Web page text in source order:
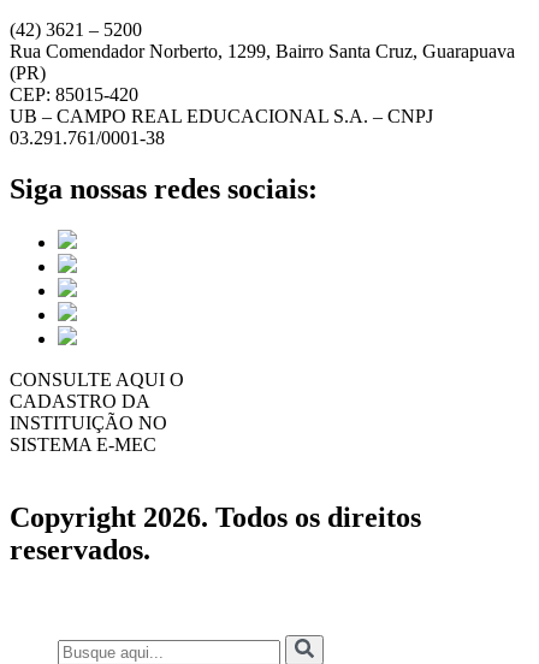
(42) 3621 – 5200
Rua Comendador Norberto, 1299, Bairro Santa Cruz, Guarapuava
(PR)
CEP: 85015-420
UB – CAMPO REAL EDUCACIONAL S.A. – CNPJ
03.291.761/0001-38
Siga nossas redes sociais:
CONSULTE AQUI O
CADASTRO DA
INSTITUIÇÃO NO
SISTEMA E-MEC
Copyright 2026. Todos os direitos
reservados.